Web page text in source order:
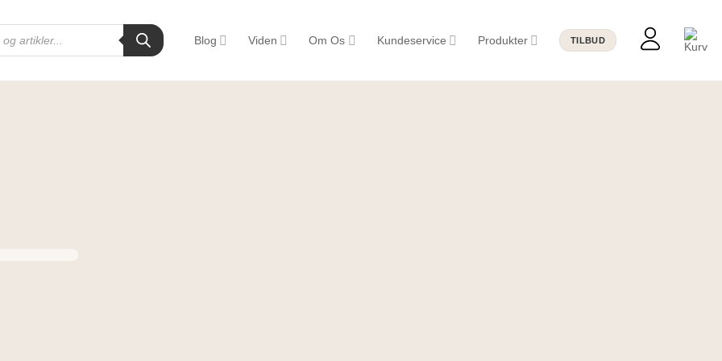
Blog Viden Om Os Kundeservice Produkter TILBUD